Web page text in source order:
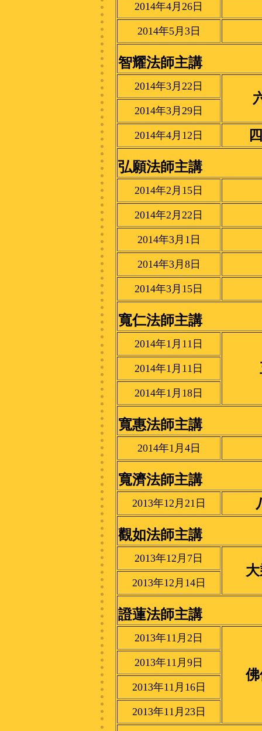
2014年4月26日
2014年5月3日
智耀法師主講
2014年3月22日
2014年3月29日
2014年4月12日
弘願法師主講
2014年2月15日
2014年2月22日
2014年3月1日
2014年3月8日
2014年3月15日
寬仁法師主講
2014年1月11日
2014年1月11日
2014年1月18日
寬惠法師主講
2014年1月4日
寬濟法師主講
2013年12月21日
觀如法師主講
2013年12月7日
2013年12月14日
證蓮法師主講
2013年11月2日
2013年11月9日
2013年11月16日
2013年11月23日